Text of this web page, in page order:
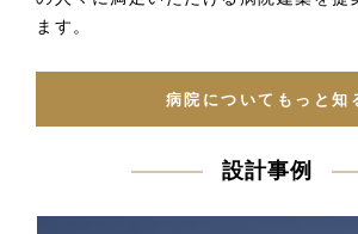
ます。
病院についてもっと知
設計事例